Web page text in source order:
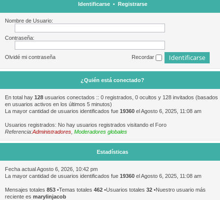
Identificarse• Registrarse
Nombre de Usuario:
Contraseña:
Olvidé mi contraseña Recordar
¿Quién está conectado?
En total hay 128 usuarios conectados :: 0 registrados, 0 ocultos y 128 invitados (basados
en usuarios activos en los últimos 5 minutos)
La mayor cantidad de usuarios identificados fue 19360 el Agosto 6, 2025, 11:08 am
Usuarios registrados: No hay usuarios registrados visitando el Foro
Referencia:Administradores Moderadores globales
Estadísticas
Fecha actual Agosto 6, 2026, 10:42 pm
La mayor cantidad de usuarios identificados fue 19360 el Agosto 6, 2025, 11:08 am
Mensajes totales 853 •Temas totales 462 •Usuarios totales 32 •Nuestro usuario más
reciente es marylinjacob